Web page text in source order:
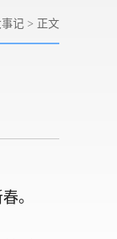
事记 > 正文
。